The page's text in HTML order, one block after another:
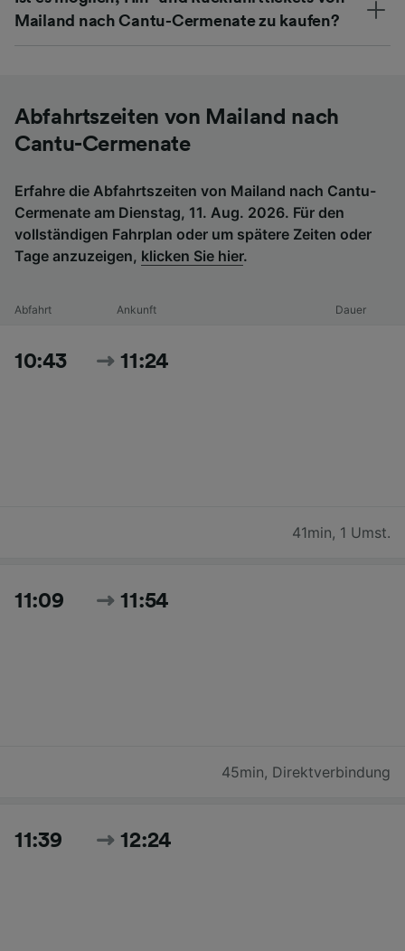
Mailand nach Cantu-Cermenate zu kaufen?
Abfahrtszeiten von Mailand nach
Cantu-Cermenate
Erfahre die Abfahrtszeiten von Mailand nach Cantu-
Cermenate am Dienstag, 11. Aug. 2026. Für den
vollständigen Fahrplan oder um spätere Zeiten oder
Tage anzuzeigen, klicken Sie hier.
Abfahrt Ankunft Dauer
10:43 11:24
41min, 1 Umst.
11:09 11:54
45min, Direktverbindung
11:39 12:24